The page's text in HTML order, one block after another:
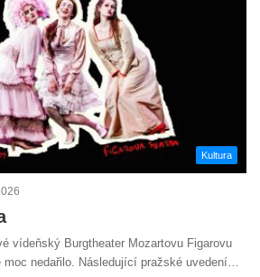
Kultura
vídeňský Burgtheater Mozartovu Figarovu
nedařilo. Následující pražské uvedení…